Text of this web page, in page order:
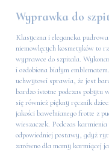
Wyprawka do
Klasyczna i elegancka
niemowlęcych kosmetyków to
wyprawce do szpitala.
i ozdobiona białym
uchwytowi sprawia, że jest
bardzo istotne podczas pobytu
się również piękny ręcznik
jakości bawełnianego frotte z
wieszaczek. Podczas
odpowiedniej postawy, gdyż
zarówno dla mamy karmiącej